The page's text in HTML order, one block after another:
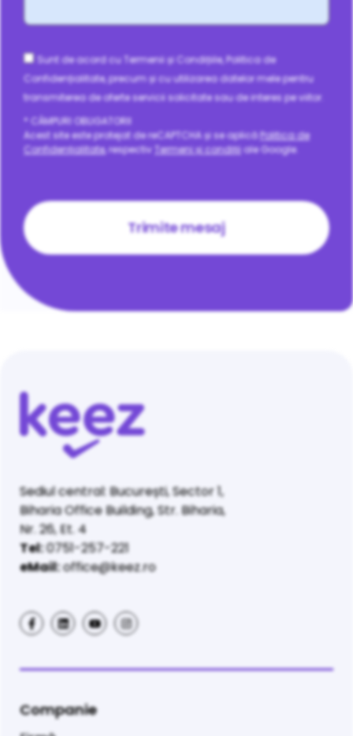
* CÂMPURI OBLIGATORII
Acest site este protejat de reCAPTCHA și se aplicăPolitica de
Confidențialitate, respectiv Termeni și condițiiale Google.
Consent
Sunt de acord cu Termenii și Condițiile, Politica de
Confidențialitate, precum și cu utilizarea datelor mele pentru
transmiterea de oferte servicii solicitate sau de interes pe viitor.
Sediul central: București, Sector 1,
Biharia Office Building, Str. Biharia,
Nr. 26, Et. 4
Tel:0751-257-221
eMail:office@keez.ro
Companie